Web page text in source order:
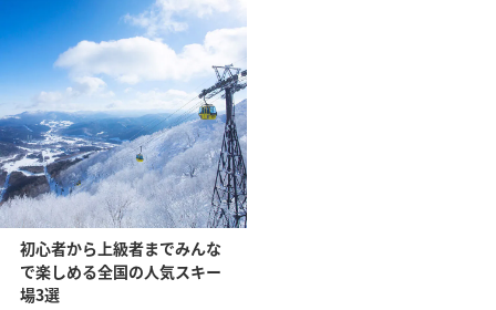
初心者から上級者までみんな
で楽しめる全国の人気スキー
場3選